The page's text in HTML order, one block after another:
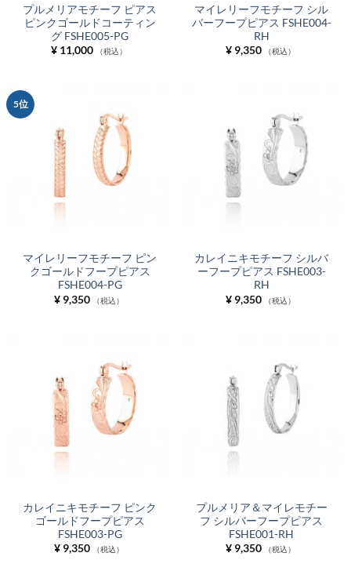
プルメリアモチーフ ピアス
ピンクゴールドコーティン
グ FSHE005-PG
¥11,000 （税込）
マイレリーフモチーフ シル
バーフープピアス FSHE004-
RH
¥9,350 （税込）
5位
マイレリーフモチーフ ピン
クゴールドフープピアス
FSHE004-PG
¥9,350 （税込）
カレイニキモチーフ シルバ
ーフープピアス FSHE003-
RH
¥9,350 （税込）
カレイニキモチーフ ピンク
ゴールドフープピアス
FSHE003-PG
¥9,350 （税込）
プルメリア＆マイレモチー
フ シルバーフープピアス
FSHE001-RH
¥9,350 （税込）